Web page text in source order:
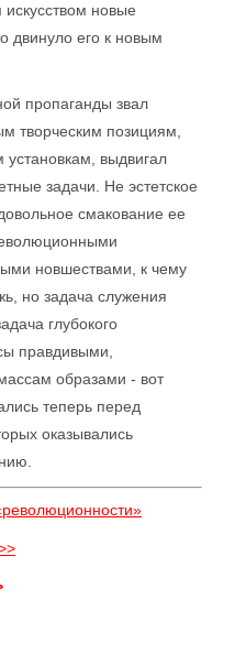
новые
двинуло его к новым
пропаганды звал
творческим позициям,
выдвигал
задачи. Не эстетское
смакование ее
новшествами, к чему
но задача служения
глубокого
правдивыми,
образами - вот
теперь перед
оказывались